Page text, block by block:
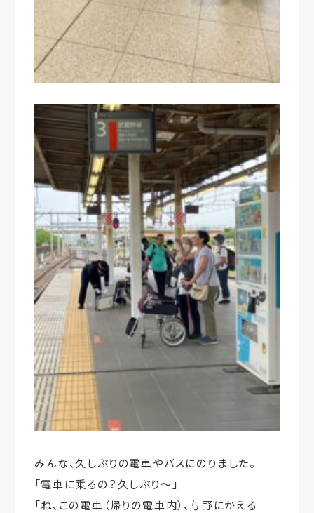
みんな、久しぶりの電車やバスにのりました。
「電車に乗るの？久しぶり～」
「ね、この電車（帰りの電車内）、与野にかえる